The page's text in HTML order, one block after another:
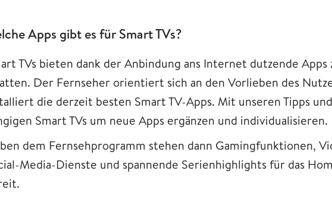
Apps gibt es für Smart TVs?
TVs bieten dank der Anbindung ans Internet dutzende
Der Fernseher orientiert sich an den Vorlieben des
die derzeit besten Smart TV-Apps. Mit unseren Tipps und
Smart TVs um neue Apps ergänzen und individualisieren.
dem Fernsehprogramm stehen dann Gamingfunktionen,
Media-Dienste und spannende Serienhighlights für das